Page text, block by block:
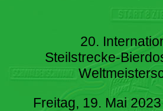
20.
Steilstrecke-
Freitag, 19. Mai